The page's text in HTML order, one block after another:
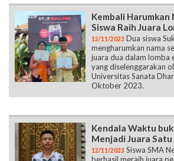
Kembali Harumkan
Siswa Raih Juara
12/11/2023 Dua siswa
mengharumkan nama
juara dua dalam lomba
yang diselenggarakan
Universitas Sanata
Oktober 2023.
Kendala Waktu
Menjadi Juara Satu
12/11/2023 Siswa SMA